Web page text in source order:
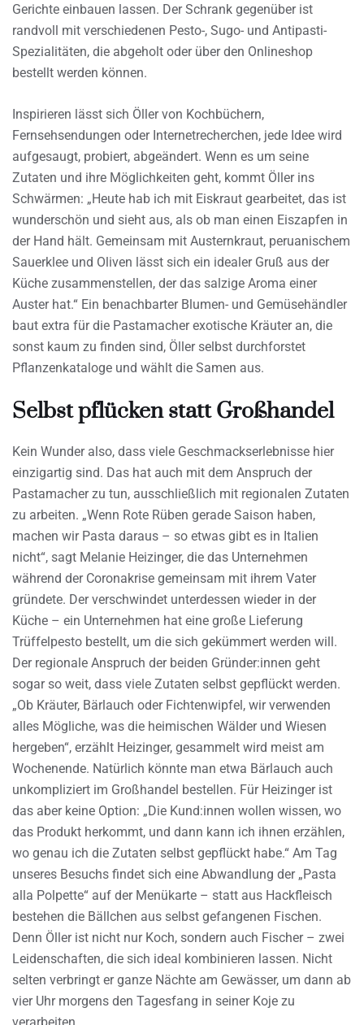
Gerichte einbauen lassen. Der Schrank gegenüber ist
randvoll mit verschiedenen Pesto-, Sugo- und Antipasti-
Spezialitäten, die abgeholt oder über den Onlineshop
bestellt werden können.
Inspirieren lässt sich Öller von Kochbüchern,
Fernsehsendungen oder Internetrecherchen, jede Idee wird
aufgesaugt, probiert, abgeändert. Wenn es um seine
Zutaten und ihre Möglichkeiten geht, kommt Öller ins
Schwärmen: „Heute hab ich mit Eiskraut gearbeitet, das ist
wunderschön und sieht aus, als ob man einen Eiszapfen in
der Hand hält. Gemeinsam mit Austernkraut, peruanischem
Sauerklee und Oliven lässt sich ein idealer Gruß aus der
Küche zusammenstellen, der das salzige Aroma einer
Auster hat.“ Ein benachbarter Blumen- und Gemüsehändler
baut extra für die Pastamacher exotische Kräuter an, die
sonst kaum zu finden sind, Öller selbst durchforstet
Pflanzenkataloge und wählt die Samen aus.
Selbst pflücken statt Großhandel
Kein Wunder also, dass viele Geschmackserlebnisse hier
einzigartig sind. Das hat auch mit dem Anspruch der
Pastamacher zu tun, ausschließlich mit regionalen Zutaten
zu arbeiten. „Wenn Rote Rüben gerade Saison haben,
machen wir Pasta daraus – so etwas gibt es in Italien
nicht“, sagt Melanie Heizinger, die das Unternehmen
während der Coronakrise gemeinsam mit ihrem Vater
gründete. Der verschwindet unterdessen wieder in der
Küche – ein Unternehmen hat eine große Lieferung
Trüffelpesto bestellt, um die sich gekümmert werden will.
Der regionale Anspruch der beiden Gründer:innen geht
sogar so weit, dass viele Zutaten selbst gepflückt werden.
„Ob Kräuter, Bärlauch oder Fichtenwipfel, wir verwenden
alles Mögliche, was die heimischen Wälder und Wiesen
hergeben“, erzählt Heizinger, gesammelt wird meist am
Wochenende. Natürlich könnte man etwa Bärlauch auch
unkompliziert im Großhandel bestellen. Für Heizinger ist
das aber keine Option: „Die Kund:innen wollen wissen, wo
das Produkt herkommt, und dann kann ich ihnen erzählen,
wo genau ich die Zutaten selbst gepflückt habe.“ Am Tag
unseres Besuchs findet sich eine Abwandlung der „Pasta
alla Polpette“ auf der Menükarte – statt aus Hackfleisch
bestehen die Bällchen aus selbst gefangenen Fischen.
Denn Öller ist nicht nur Koch, sondern auch Fischer – zwei
Leidenschaften, die sich ideal kombinieren lassen. Nicht
selten verbringt er ganze Nächte am Gewässer, um dann ab
vier Uhr morgens den Tagesfang in seiner Koje zu